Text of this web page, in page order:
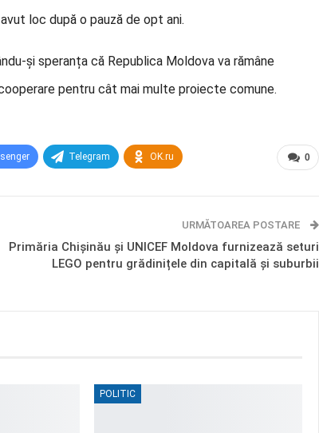
loc după o pauză de opt ani.
și speranța că Republica Moldova va rămâne
pentru cât mai multe proiecte comune.
0
Telegram OK.ru
URMĂTOAREA POSTARE
Primăria Chișinău și UNICEF Moldova furnizează seturi
LEGO pentru grădinițele din capitală și suburbii
POLITIC